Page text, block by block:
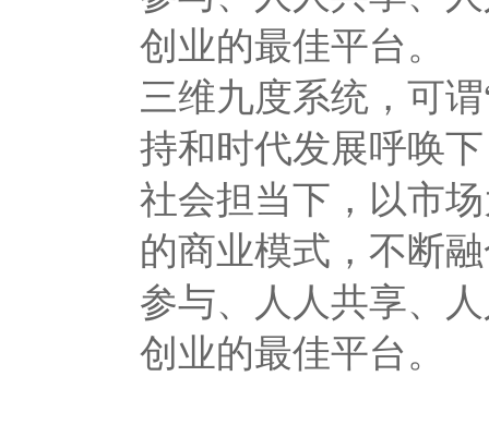
创业的最佳平台。
三维九度系统，可
持和时代发展呼唤
社会担当下，以市
的商业模式，不断
参与、人人共享、
创业的最佳平台。